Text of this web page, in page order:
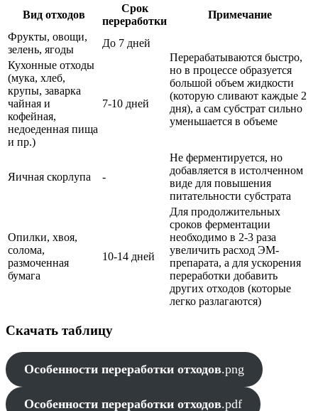
Вид отходов
Срок
переработки
Примечание
Фрукты, овощи,
зелень, ягоды
До 7 дней
Перерабатываются быстро,
но в процессе образуется
большой объем жидкости
(которую сливают каждые 2
дня), а сам субстрат сильно
уменьшается в объеме
Кухонные отходы
(мука, хлеб,
крупы, заварка
чайная и
кофейная,
недоеденная пища
и пр.)
7-10 дней
Яичная скорлупа -
Не ферментируется, но
добавляется в истолченном
виде для повышения
питательности субстрата
Опилки, хвоя,
солома,
размоченная
бумага
10-14 дней
Для продолжительных
сроков ферментации
необходимо в 2-3 раза
увеличить расход ЭМ-
препарата, а для ускорения
переработки добавить
других отходов (которые
легко разлагаются)
Скачать таблицу
Особенности переработки отходов.png
Особенности переработки отходов.pdf